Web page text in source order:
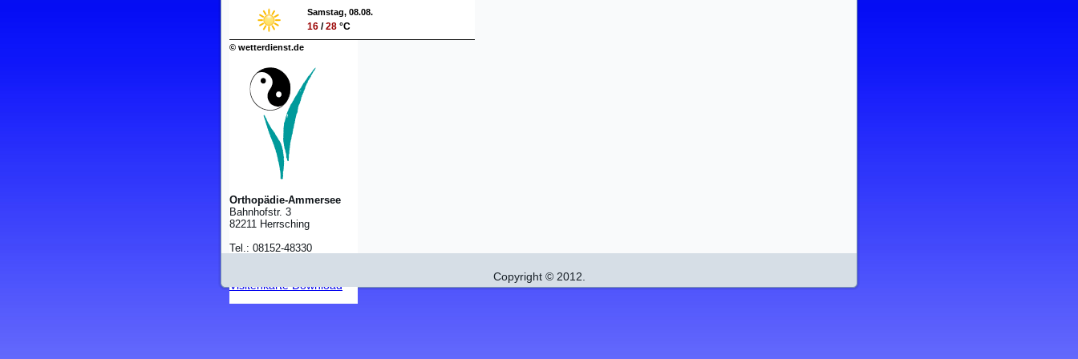
Samstag, 08.08.
16 /28 °C
© wetterdienst.de
Orthopädie-Ammersee
Bahnhofstr. 3
82211 Herrsching
Tel.: 08152-48330
Visitenkarte Download
Copyright © 2012.